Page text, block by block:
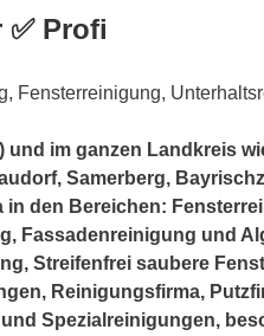
Profi
Fensterreinigung,
und im ganzen Landkreis
Samerberg,
in den Bereichen:
Fassadenreinigung und
Streifenfrei saubere
Reinigungsfirma,
Spezialreinigungen,